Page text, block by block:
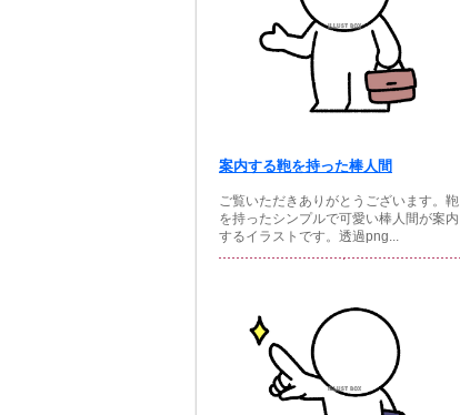
案内する鞄を持った棒人間
ご覧いただきありがとうございます。鞄
を持ったシンプルで可愛い棒人間が案内
するイラストです。透過png...